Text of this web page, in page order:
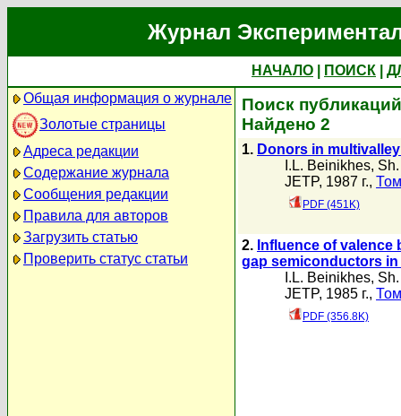
Журнал
НАЧАЛО ПОИСК
Общая информация о журнале
Золотые страницы
Адреса редакции
Содержание журнала
Сообщения редакции
Правила для авторов
Загрузить статью
Проверить статус статьи
Поиск
Найдено 2
1. Donors in
I.L. Beinikhes,
JETP, 1987 г.,
PDF (451K)
2. Influence of
gap semiconductors
I.L. Beinikhes,
JETP, 1985 г.,
PDF (356.8K)